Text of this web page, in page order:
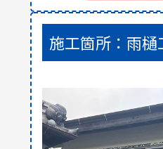
施工箇所：雨樋